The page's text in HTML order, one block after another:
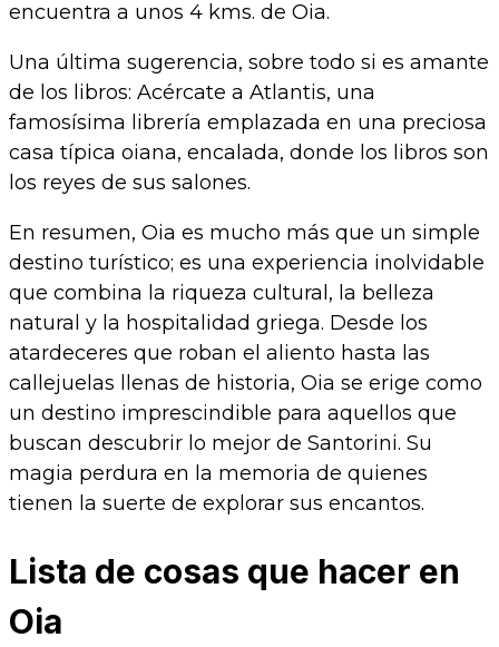
encuentra a unos 4 kms. de Oia.
Una última sugerencia, sobre todo si es amante
de los libros: Acércate a Atlantis, una
famosísima librería emplazada en una preciosa
casa típica oiana, encalada, donde los libros son
los reyes de sus salones.
En resumen, Oia es mucho más que un simple
destino turístico; es una experiencia inolvidable
que combina la riqueza cultural, la belleza
natural y la hospitalidad griega. Desde los
atardeceres que roban el aliento hasta las
callejuelas llenas de historia, Oia se erige como
un destino imprescindible para aquellos que
buscan descubrir lo mejor de Santorini. Su
magia perdura en la memoria de quienes
tienen la suerte de explorar sus encantos.
Lista de cosas que hacer en
Oia